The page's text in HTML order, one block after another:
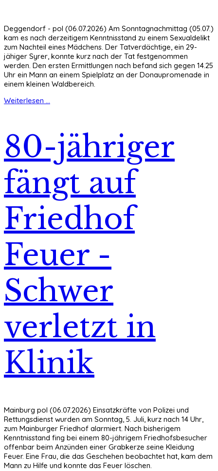
Deggendorf - pol (06.07.2026) Am Sonntagnachmittag (05.07.)
kam es nach derzeitigem Kenntnisstand zu einem Sexualdelikt
zum Nachteil eines Mädchens. Der Tatverdächtige, ein 29-
jähiger Syrer, konnte kurz nach der Tat festgenommen
werden. Den ersten Ermittlungen nach befand sich gegen 14.25
Uhr ein Mann an einem Spielplatz an der Donaupromenade in
einem kleinen Waldbereich.
Weiterlesen ...
80-jähriger
fängt auf
Friedhof
Feuer -
Schwer
verletzt in
Klinik
Mainburg pol (06.07.2026) Einsatzkräfte von Polizei und
Rettungsdienst wurden am Sonntag, 5. Juli, kurz nach 14 Uhr,
zum Mainburger Friedhof alarmiert. Nach bisherigem
Kenntnisstand fing bei einem 80-jährigem Friedhofsbesucher
offenbar beim Anzünden einer Grabkerze seine Kleidung
Feuer. Eine Frau, die das Geschehen beobachtet hat, kam dem
Mann zu Hilfe und konnte das Feuer löschen.